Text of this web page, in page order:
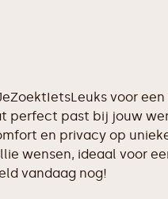
voor
past bij jouw
en privacy op
wensen, ideaal voor
vandaag nog!